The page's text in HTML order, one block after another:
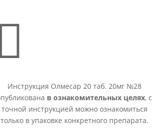

Инструкция Олмесар 20 таб. 20мг №28
в ознакомительных целях, с
точной инструкцией можно ознакомиться
только в упаковке конкретного препарата.